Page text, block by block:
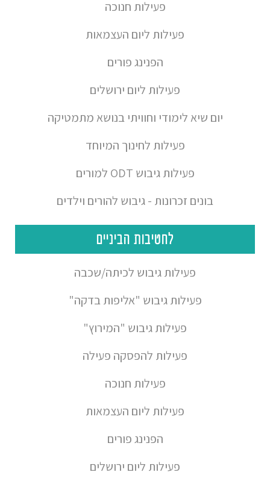
פעילות חנוכה
פעילות ליום העצמאות
הפנינג פורים
פעילות ליום ירושלים
יום שיא לימודי וחוויתי בנושא מתמטיקה
פעילות לחינוך המיוחד
פעילות גיבוש ODT למורים
בונים זכרונות - גיבוש להורים וילדים
לחטיבות הביניים
פעילות גיבוש לכיתה/שכבה
פעילות גיבוש "אליפות בדקה"
פעילות גיבוש "המירוץ"
פעילות להפסקה פעילה
פעילות חנוכה
פעילות ליום העצמאות
הפנינג פורים
פעילות ליום ירושלים